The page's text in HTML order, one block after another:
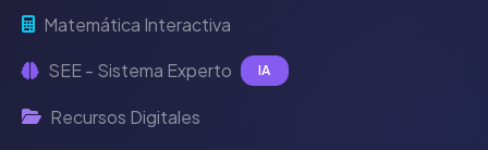
Matemática Interactiva
SEE - Sistema Experto IA
Recursos Digitales